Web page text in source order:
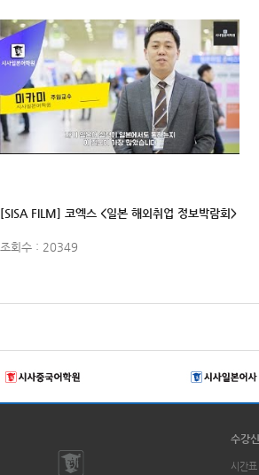
[SISA FILM] 코엑스 <일본 해외취업 정보박람회>
조회수 : 20349
수강
시간표